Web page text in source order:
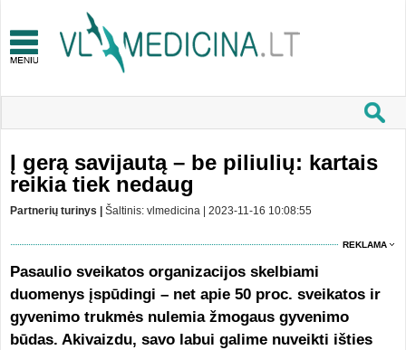
Į gerą savijautą – be piliulių: kartais
reikia tiek nedaug
Partnerių turinys | Šaltinis: vlmedicina | 2023-11-16 10:08:55
REKLAMA
Pasaulio sveikatos organizacijos skelbiami
duomenys įspūdingi – net apie 50 proc. sveikatos ir
gyvenimo trukmės nulemia žmogaus gyvenimo
būdas. Akivaizdu, savo labui galime nuveikti išties